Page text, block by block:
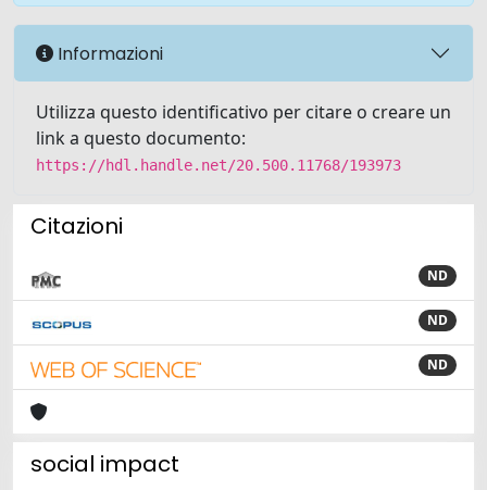
Informazioni
Utilizza questo identificativo per citare o creare un
link a questo documento:
https://hdl.handle.net/20.500.11768/193973
Citazioni
ND
ND
ND
social impact